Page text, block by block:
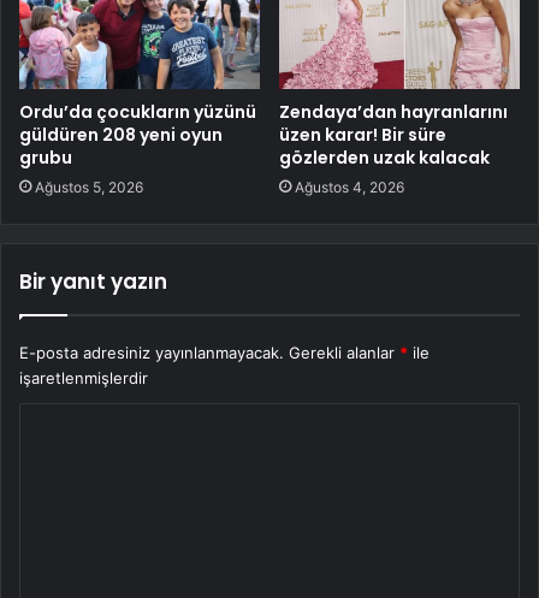
Ordu’da çocukların yüzünü
güldüren 208 yeni oyun
grubu
Ağustos 5, 2026
Zendaya’dan hayranlarını
üzen karar! Bir süre
gözlerden uzak kalacak
Ağustos 4, 2026
Bir yanıt yazın
E-posta adresiniz yayınlanmayacak. Gerekli alanlar * ile
işaretlenmişlerdir